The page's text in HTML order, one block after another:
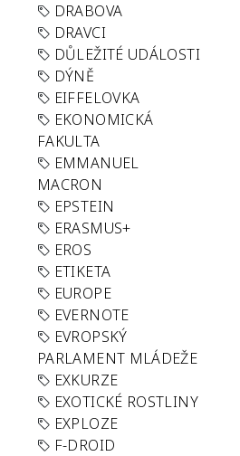
DRABOVA
DRAVCI
DŮLEŽITÉ UDÁLOSTI
DÝNĚ
EIFFELOVKA
EKONOMICKÁ
FAKULTA
EMMANUEL
MACRON
EPSTEIN
ERASMUS+
EROS
ETIKETA
EUROPE
EVERNOTE
EVROPSKÝ
PARLAMENT MLÁDEŽE
EXKURZE
EXOTICKÉ ROSTLINY
EXPLOZE
F-DROID